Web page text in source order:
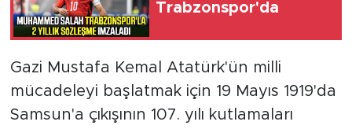
Trabzonspor'da
Gazi Mustafa Kemal Atatürk'ün milli
mücadeleyi başlatmak için 19 Mayıs 1919'da
Samsun'a çıkışının 107. yılı kutlamaları